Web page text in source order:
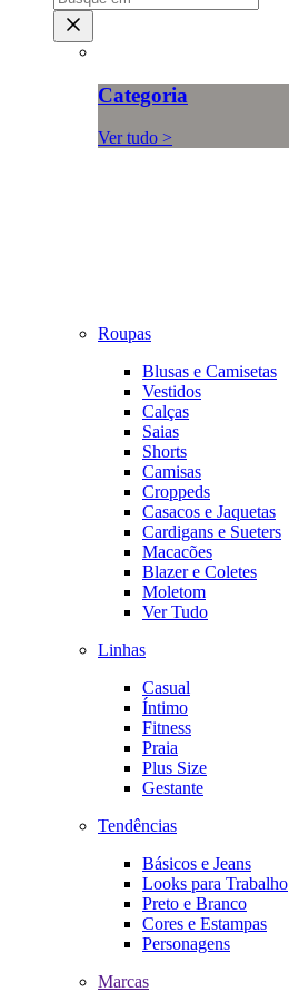
Categoria
Ver tudo >
Roupas
Blusas e Camisetas
Vestidos
Calças
Saias
Shorts
Camisas
Croppeds
Casacos e Jaquetas
Cardigans e Sueters
Macacões
Blazer e Coletes
Moletom
Ver Tudo
Linhas
Casual
Íntimo
Fitness
Praia
Plus Size
Gestante
Tendências
Básicos e Jeans
Looks para Trabalho
Preto e Branco
Cores e Estampas
Personagens
Marcas